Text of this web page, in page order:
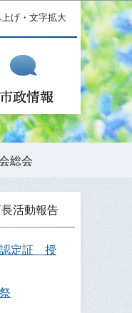
げ・文字拡大
総会
活動報告
認定証 授